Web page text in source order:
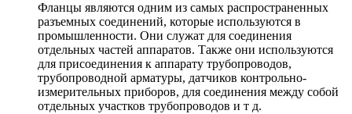
Фланцы являются одним из самых распространенных
разъемных соединений, которые используются в
промышленности. Они служат для соединения
отдельных частей аппаратов. Также они используются
для присоединения к аппарату трубопроводов,
трубопроводной арматуры, датчиков контрольно-
измерительных приборов, для соединения между собой
отдельных участков трубопроводов и т д.